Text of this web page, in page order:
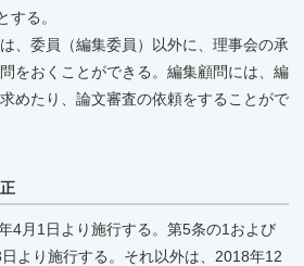
する。
、委員（編集委員）以外に、理事会の承
をおくことができる。編集顧問には、編
めたり、論文審査の依頼をすることがで
4月1日より施行する。第5条の1および
より施行する。それ以外は、2018年12